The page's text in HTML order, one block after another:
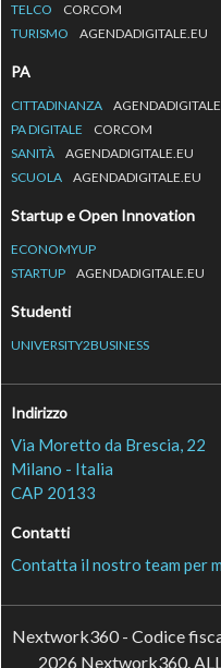
TELCO
CORCOM
TURISMO
AGENDADIGITALE.EU
PA
CITTADINANZA
PA DIGITALE
CORCOM
SANITÀ
AGENDADIGITALE.EU
SCUOLA
AGENDADIGITALE.EU
Startup e Open Innovation
ECONOMYUP
STARTUP
AGENDADIGITALE.EU
Studenti
UNIVERSITY2BUSINESS
Indirizzo
Via Moretto da Brescia, 22
Milano - Italia
CAP 20133
Contatti
Contatta il nostro team per
Nextwork360 - Codice
2026 Nextwork360. ALL